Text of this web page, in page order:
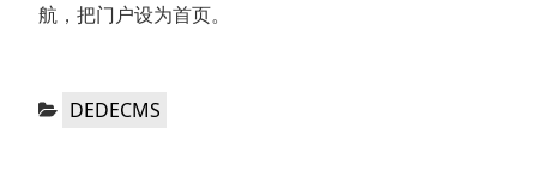
航，把门户设为首页。
分
DEDECMS